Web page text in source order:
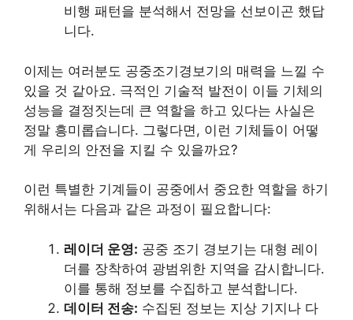
비행 패턴을 분석해서 전망을 선보이곤 했답
니다.
이제는 여러분도 공중조기경보기의 매력을 느낄 수
있을 것 같아요. 극적인 기술적 발전이 이들 기체의
성능을 결정짓는데 큰 역할을 하고 있다는 사실은
정말 흥미롭습니다. 그렇다면, 이런 기체들이 어떻
게 우리의 안전을 지킬 수 있을까요?
이런 특별한 기계들이 공중에서 중요한 역할을 하기
위해서는 다음과 같은 과정이 필요합니다:
레이더 운영: 공중 조기 경보기는 대형 레이
더를 장착하여 광범위한 지역을 감시합니다.
이를 통해 정보를 수집하고 분석합니다.
데이터 전송: 수집된 정보는 지상 기지나 다